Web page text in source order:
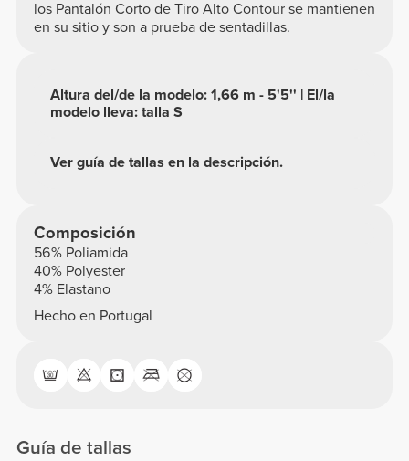
los Pantalón Corto de Tiro Alto Contour se mantienen
en su sitio y son a prueba de sentadillas.
Ver guía de tallas en la descripción.
Altura del/de la modelo: 1,66 m - 5'5'' | El/la
modelo lleva: talla S
Composición
56% Poliamida
40% Polyester
4% Elastano
Hecho en Portugal
Guía de tallas